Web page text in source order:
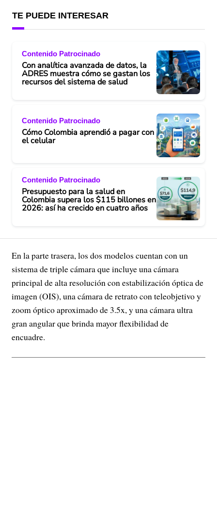
TE PUEDE INTERESAR
Contenido Patrocinado
Con analítica avanzada de datos, la
ADRES muestra cómo se gastan los
recursos del sistema de salud
Contenido Patrocinado
Cómo Colombia aprendió a pagar con
el celular
Contenido Patrocinado
Presupuesto para la salud en
Colombia supera los $115 billones en
2026: así ha crecido en cuatro años
En la parte trasera, los dos modelos cuentan con un
sistema de triple cámara que incluye una cámara
principal de alta resolución con estabilización óptica de
imagen (OIS), una cámara de retrato con teleobjetivo y
zoom óptico aproximado de 3.5x, y una cámara ultra
gran angular que brinda mayor flexibilidad de
encuadre.